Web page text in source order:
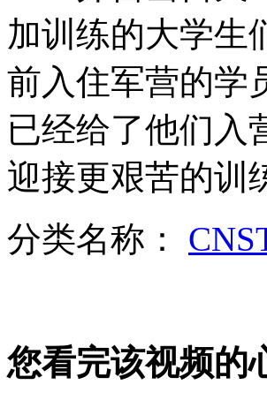
史上最低工资:女员工曝产假仅发5毛
女孩北京地铁殴打老人 痛下狠手拳
无痛分娩是否安全 医生回应
外交部：有关国家言论片面不公正
加训练的大学生
前入住军营的学
已经给了他们入
迎接更艰苦的训
分类名称：
您看完该视频的